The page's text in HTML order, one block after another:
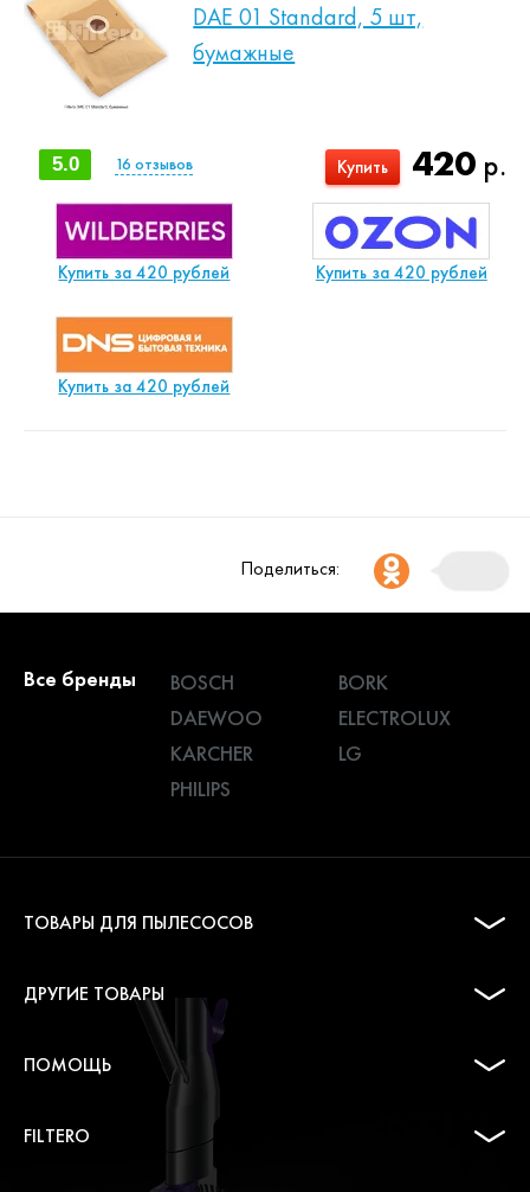
DAE 01 Standard, 5 шт,
бумажные
420 р.
Купить
5.0 16 отзывов
Купить за 420 рублей Купить за 420 рублей
Купить за 420 рублей
Поделиться:
Все бренды BOSCH
BORK
DAEWOO
ELECTROLUX
KARCHER
LG
PHILIPS
ТОВАРЫ ДЛЯ ПЫЛЕСОСОВ
ДРУГИЕ ТОВАРЫ
ПОМОЩЬ
FILTERO